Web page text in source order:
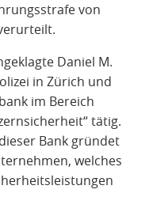
von
Daniel M.
in Zürich und
im Bereich
tätig.
Bank gründet
welches